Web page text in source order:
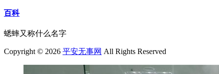
百科
蟋蟀又称什么名字
Copyright © 2026 平安无事网 All Rights Reserved